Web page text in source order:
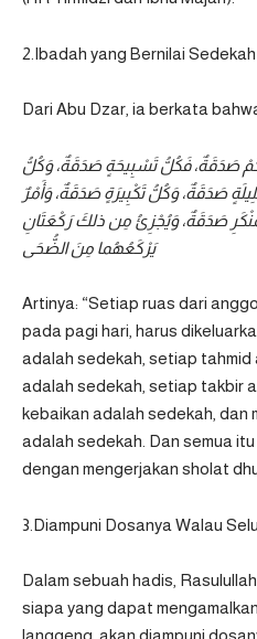
2.Ibadah yang Bernilai Sedekah
Dari Abu Dzar, ia berkata
صَدَقَةٌ، فَكُلُّ تَسْبِيحَةٍ صَدَقَةٌ، وَكُلُّ
صَدَقَةٌ، وَكُلُّ تَكْبِيرَةٍ صَدَقَةٌ، وَأَمْرٌ
صَدَقَةٌ، وَيُجْزِئُ مِن ذلكَ رَكْعَتَانِ
يَرْكَعُهُما مِنَ الضُّحَى
Artinya: “Setiap ruas dari
pada pagi hari, harus
adalah sedekah, setiap
adalah sedekah, setiap takbir
kebaikan adalah sedekah, dan
adalah sedekah. Dan semua
dengan mengerjakan sholat
3.Diampuni Dosanya Walau
Dalam sebuah hadis,
siapa yang dapat
langgeng, akan diampuni